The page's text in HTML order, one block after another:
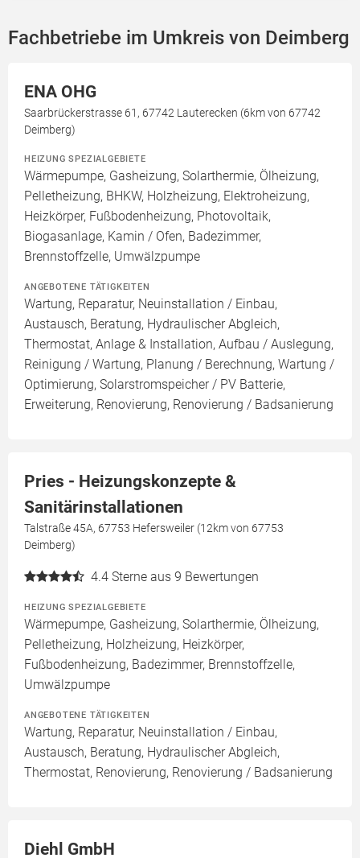
Fachbetriebe im Umkreis von Deimberg
ENA OHG
Saarbrückerstrasse 61, 67742 Lauterecken (6km von 67742
Deimberg)
HEIZUNG SPEZIALGEBIETE
Wärmepumpe, Gasheizung, Solarthermie, Ölheizung,
Pelletheizung, BHKW, Holzheizung, Elektroheizung,
Heizkörper, Fußbodenheizung, Photovoltaik,
Biogasanlage, Kamin / Ofen, Badezimmer,
Brennstoffzelle, Umwälzpumpe
ANGEBOTENE TÄTIGKEITEN
Wartung, Reparatur, Neuinstallation / Einbau,
Austausch, Beratung, Hydraulischer Abgleich,
Thermostat, Anlage & Installation, Aufbau / Auslegung,
Reinigung / Wartung, Planung / Berechnung, Wartung /
Optimierung, Solarstromspeicher / PV Batterie,
Erweiterung, Renovierung, Renovierung / Badsanierung
Pries - Heizungskonzepte &
Sanitärinstallationen
Talstraße 45A, 67753 Hefersweiler (12km von 67753
Deimberg)
4.4 Sterne aus 9 Bewertungen
HEIZUNG SPEZIALGEBIETE
Wärmepumpe, Gasheizung, Solarthermie, Ölheizung,
Pelletheizung, Holzheizung, Heizkörper,
Fußbodenheizung, Badezimmer, Brennstoffzelle,
Umwälzpumpe
ANGEBOTENE TÄTIGKEITEN
Wartung, Reparatur, Neuinstallation / Einbau,
Austausch, Beratung, Hydraulischer Abgleich,
Thermostat, Renovierung, Renovierung / Badsanierung
Diehl GmbH